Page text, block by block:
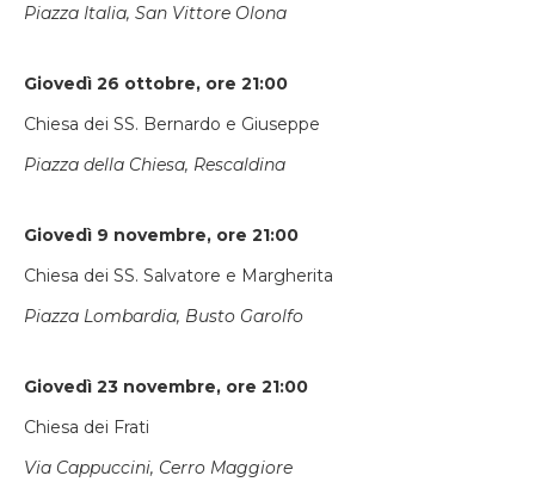
Piazza Italia, San Vittore Olona
Giovedì 26 ottobre, ore 21:00
Chiesa dei SS. Bernardo e Giuseppe
Piazza della Chiesa, Rescaldina
Giovedì 9 novembre, ore 21:00
Chiesa dei SS. Salvatore e Margherita
Piazza Lombardia, Busto Garolfo
Giovedì 23 novembre, ore 21:00
Chiesa dei Frati
Via Cappuccini, Cerro Maggiore